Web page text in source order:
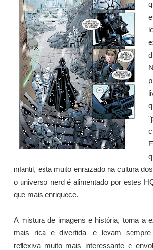
infantil, está muito enraizado na cultura
o universo nerd é alimentado por estes
que mais enriquece.
A mistura de imagens e história, torna a
mais rica e divertida, e levam
reflexiva muito mais interessante e